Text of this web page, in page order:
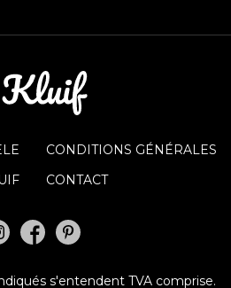
CONDITIONS GÉNÉRALES
CONTACT
s'entendent TVA comprise.